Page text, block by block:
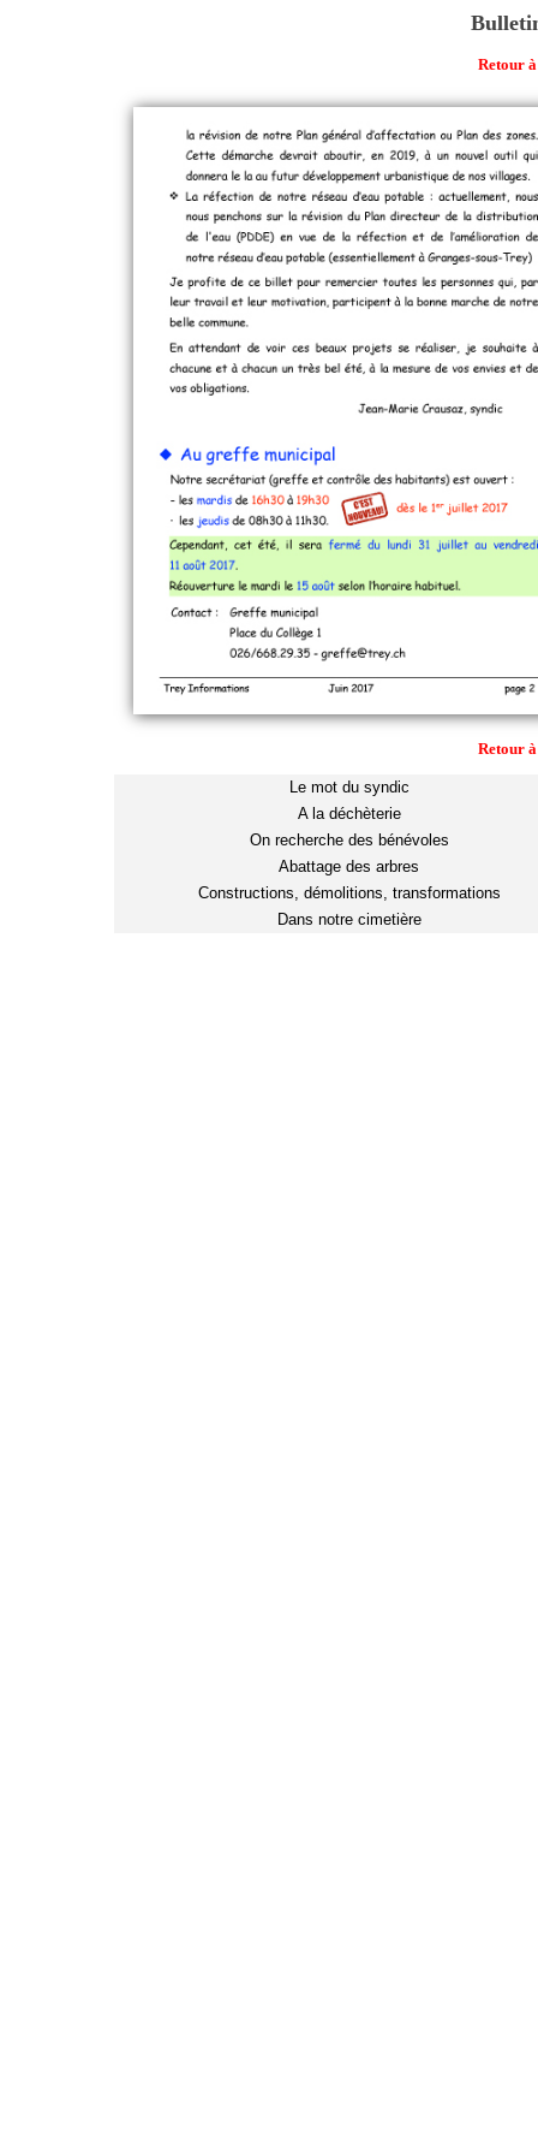
Retour
Retour
Le mot du syndic
A la déchèterie
On recherche des bénévoles
Abattage des arbres
Constructions, démolitions, transformations
Dans notre cimetière